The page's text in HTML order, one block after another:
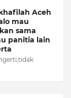
Aceh
mau
sama
panitia lain